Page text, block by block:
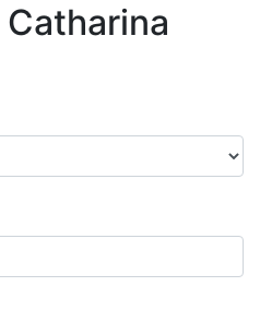
Catharina